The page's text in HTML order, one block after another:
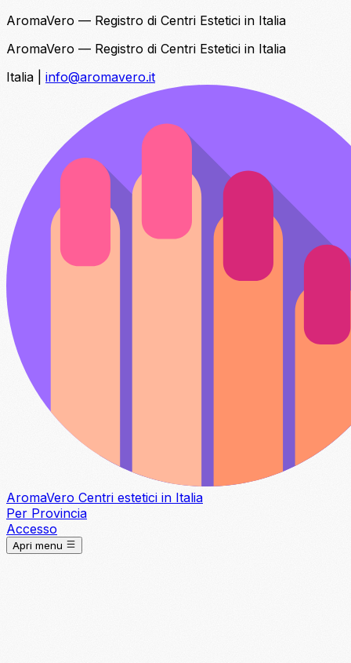
AromaVero — Registro di Centri Estetici in Italia
AromaVero — Registro di Centri Estetici in Italia
Italia
info@aromavero.it
AromaVero Centri estetici in Italia
Per Provincia
Accesso
Apri menu